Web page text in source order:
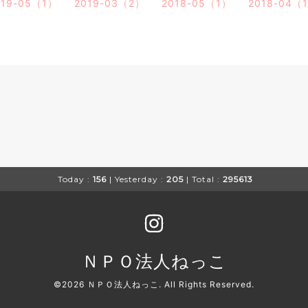
05（1） 2019-03（2） 2018-05（1） 2018-04（1
Today : 156 | Yesterday : 205 | Total : 295613
ＮＰＯ法人ねっこ
©2026 ＮＰＯ法人ねっこ . All Rights Reserved.